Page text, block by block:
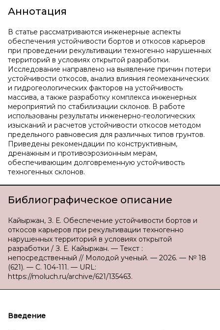
Аннотация
В статье рассматриваются инженерные аспекты
обеспечения устойчивости бортов и откосов карьеров
при проведении рекультивации техногенно нарушенных
территорий в условиях открытой разработки.
Исследование направлено на выявление причин потери
устойчивости откосов, анализ влияния геомеханических
и гидрогеологических факторов на устойчивость
массива, а также разработку комплекса инженерных
мероприятий по стабилизации склонов. В работе
использованы результаты инженерно-геологических
изысканий и расчетов устойчивости откосов методом
предельного равновесия для различных типов грунтов.
Приведены рекомендации по конструктивным,
дренажным и противоэрозионным мерам,
обеспечивающим долговременную устойчивость
техногенных склонов.
Библиографическое описание
Кайыржан, З. Е. Обеспечение устойчивости бортов и
откосов карьеров при рекультивации техногенно
нарушенных территорий в условиях открытой
разработки / З. Е. Кайыржан. — Текст :
непосредственный // Молодой ученый. — 2026. — № 18
(621). — С. 104-111. — URL:
https://moluch.ru/archive/621/135463.
Введение